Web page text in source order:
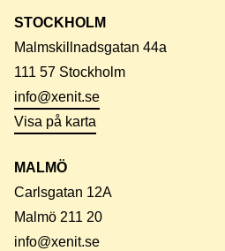
STOCKHOLM
Malmskillnadsgatan 44a
111 57 Stockholm
info@xenit.se
Visa på karta
MALMÖ
Carlsgatan 12A
Malmö 211 20
info@xenit.se